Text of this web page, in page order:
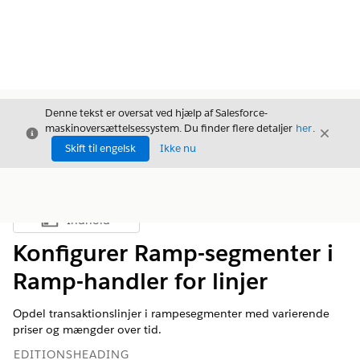
Luk
Denne tekst er oversat ved hjælp af Salesforce-
maskinoversættelsessystem. Du finder flere detaljer her.
Skift til engelsk
Ikke nu
Luk
Vis indholdsfortegnelse
Indhold
Konfigurer Ramp-segmenter i
Ramp-handler for linjer
Opdel transaktionslinjer i rampesegmenter med varierende
priser og mængder over tid.
EDITIONSHEADING